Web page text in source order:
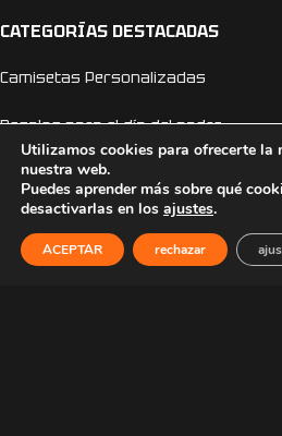
CATEGORÍAS DESTACADAS
Camisetas Personalizadas
Regalos para el día del padre
Camisetas día del padre
Camisetas Dragon Ball
Utilizamos cookies para ofrecerte la
nuestra web.
Puedes aprender más sobre qué
desactivarlas en los ajustes.
ACEPTAR rechazar